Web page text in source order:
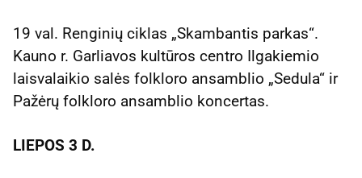
19 val. Renginių ciklas „Skambantis parkas“.
Kauno r. Garliavos kultūros centro Ilgakiemio
laisvalaikio salės folkloro ansamblio „Sedula“ ir
Pažėrų folkloro ansamblio koncertas.
LIEPOS 3 D.